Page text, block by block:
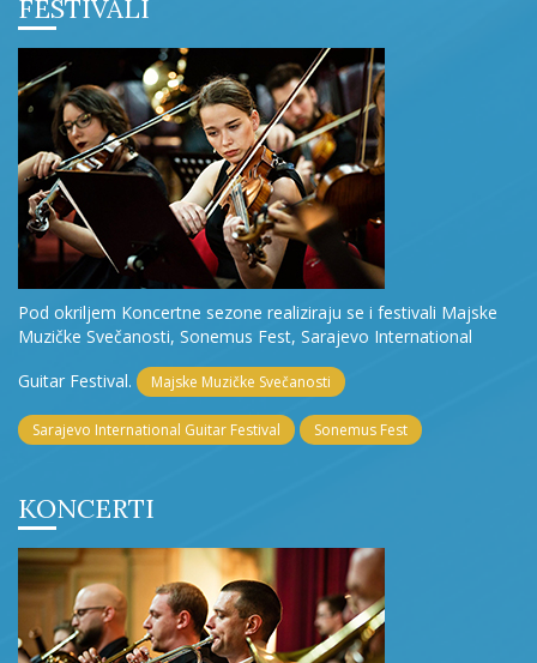
FESTIVALI
Pod okriljem Koncertne sezone realiziraju se i festivali Majske
Muzičke Svečanosti, Sonemus Fest, Sarajevo International
Guitar Festival.
Majske Muzičke Svečanosti
Sarajevo International Guitar Festival Sonemus Fest
KONCERTI